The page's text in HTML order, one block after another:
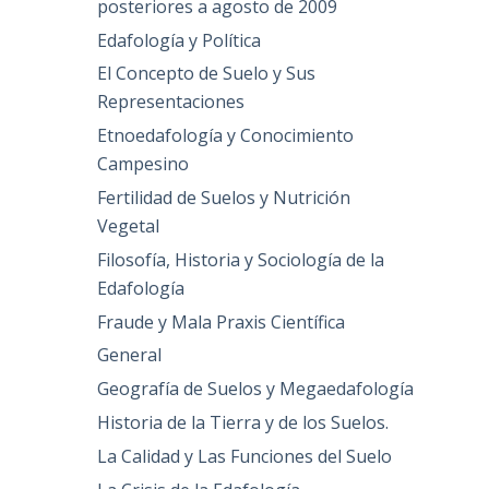
posteriores a agosto de 2009
Edafología y Política
El Concepto de Suelo y Sus
Representaciones
Etnoedafología y Conocimiento
Campesino
Fertilidad de Suelos y Nutrición
Vegetal
Filosofía, Historia y Sociología de la
Edafología
Fraude y Mala Praxis Científica
General
Geografía de Suelos y Megaedafología
Historia de la Tierra y de los Suelos.
La Calidad y Las Funciones del Suelo